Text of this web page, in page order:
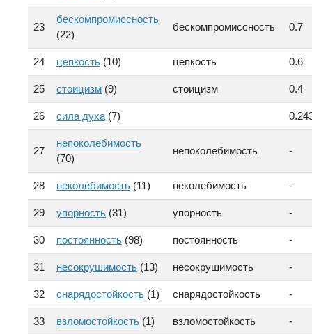
23
бескомпромиссность
(22)
бескомпромиссность 0.7
24 цепкость (10) цепкость 0.6
25 стоицизм (9) стоицизм 0.4
26 сила духа (7)
27
непоколебимость
(70)
непоколебимость -
28 неколебимость (11) неколебимость -
29 упорность (31) упорность -
30 постоянность (98) постоянность -
31 несокрушимость (13) несокрушимость -
32 снарядостойкость (1) снарядостойкость -
33 взломостойкость (1) взломостойкость -